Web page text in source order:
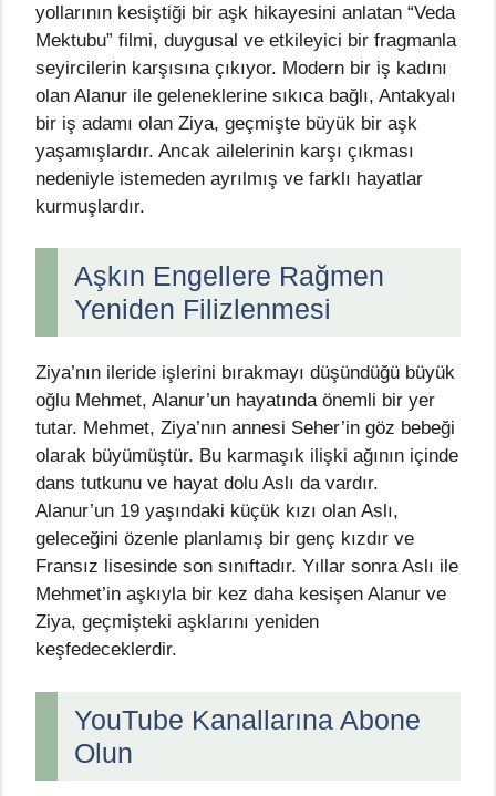
yollarının kesiştiği bir aşk hikayesini anlatan “Veda
Mektubu” filmi, duygusal ve etkileyici bir fragmanla
seyircilerin karşısına çıkıyor. Modern bir iş kadını
olan Alanur ile geleneklerine sıkıca bağlı, Antakyalı
bir iş adamı olan Ziya, geçmişte büyük bir aşk
yaşamışlardır. Ancak ailelerinin karşı çıkması
nedeniyle istemeden ayrılmış ve farklı hayatlar
kurmuşlardır.
Aşkın Engellere Rağmen
Yeniden Filizlenmesi
Ziya’nın ileride işlerini bırakmayı düşündüğü büyük
oğlu Mehmet, Alanur’un hayatında önemli bir yer
tutar. Mehmet, Ziya’nın annesi Seher’in göz bebeği
olarak büyümüştür. Bu karmaşık ilişki ağının içinde
dans tutkunu ve hayat dolu Aslı da vardır.
Alanur’un 19 yaşındaki küçük kızı olan Aslı,
geleceğini özenle planlamış bir genç kızdır ve
Fransız lisesinde son sınıftadır. Yıllar sonra Aslı ile
Mehmet’in aşkıyla bir kez daha kesişen Alanur ve
Ziya, geçmişteki aşklarını yeniden
keşfedeceklerdir.
YouTube Kanallarına Abone
Olun